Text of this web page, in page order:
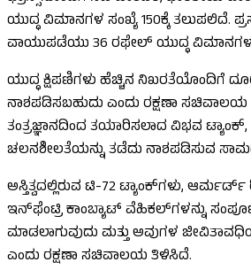
ಯುದ್ಧ ವಿಮಾನಗಳ ಸಂಖ್ಯೆ 150ಕ್ಕೆ ತಲುಪಲಿದೆ.
ವಾಯುಪಡೆಯು 36 ರಫೇಲ್ ಯುದ್ಧ
ಯುದ್ಧ ಕ್ಷಿಪಣಿಗಳು ಹೆಚ್ಚಿನ ನಿಖರತೆಯೊಂದಿಗೆ
ನಾಶಪಡಿಸಬಹುದು ಎಂದು ರಕ್ಷಣಾ
ತಂತ್ರಜ್ಞಾನದಿಂದ ತಯಾರಿಸಲಾದ ವಿಭವ ಟ್ಯಾಂಕ್,
ಚಲನಶೀಲತೆಯನ್ನು ತಡೆದು ನಾಶಪಡಿಸುವ
ಅಸ್ತಿತ್ವದಲ್ಲಿರುವ ಟಿ-72 ಟ್ಯಾಂಕ್‌ಗಳು,
ಇನ್‌ಫೆಂಟ್ರಿ ಕಾಂಬ್ಯಾಟ್ ವೆಹಿಕಲ್‌ಗಳನ್ನು
ಮಾಡಲಾಗುವುದು ಮತ್ತು ಅವುಗಳ
ಎಂದು ರಕ್ಷಣಾ ಸಚಿವಾಲಯ ತಿಳಿಸಿದೆ.